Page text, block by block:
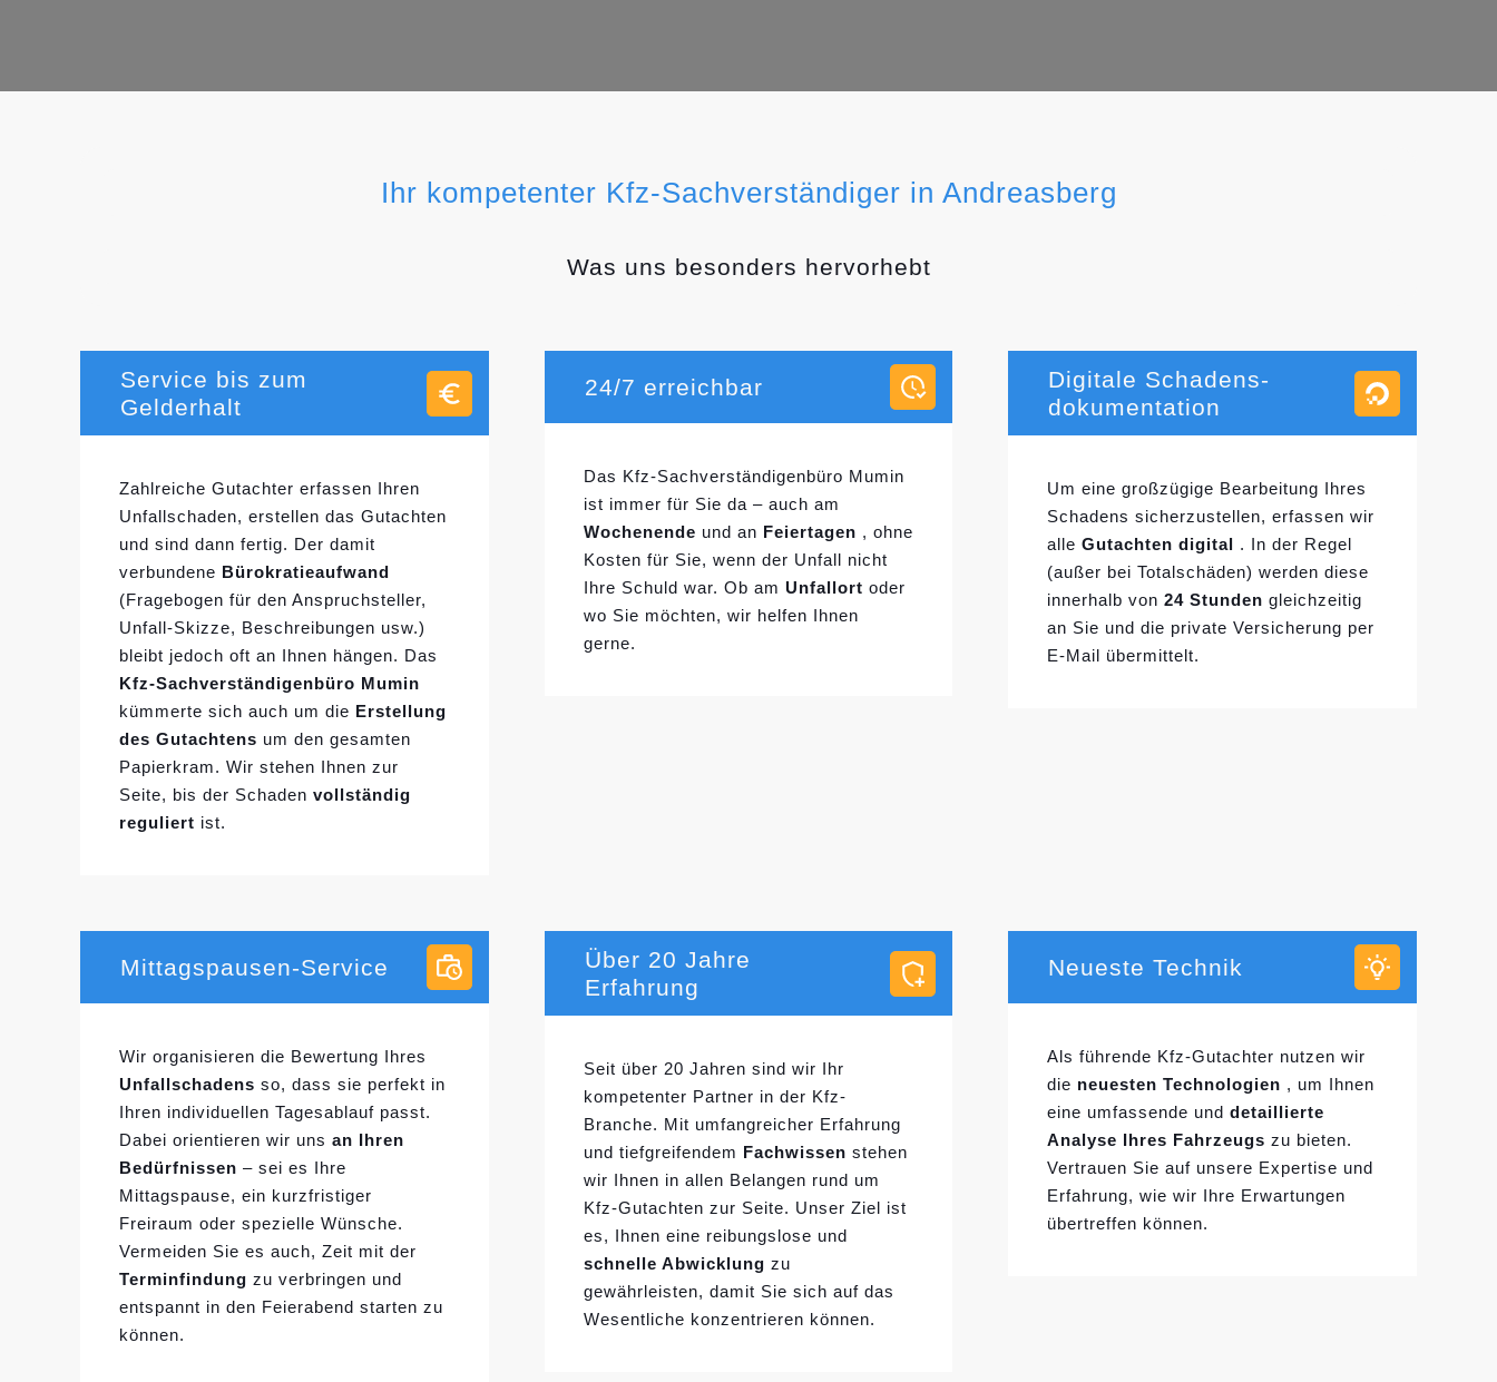
Ihr kompetenter Kfz-Sachverständiger in Andreasberg
Was uns besonders hervorhebt
Service bis zum
Gelderhalt
Zahlreiche Gutachter erfassen Ihren
Unfallschaden, erstellen das Gutachten
und sind dann fertig. Der damit
verbundene Bürokratieaufwand
(Fragebogen für den Anspruchsteller,
Unfall-Skizze, Beschreibungen usw.)
bleibt jedoch oft an Ihnen hängen. Das
Kfz-Sachverständigenbüro Mumin
kümmerte sich auch um die Erstellung
des Gutachtens um den gesamten
Papierkram. Wir stehen Ihnen zur
Seite, bis der Schaden vollständig
reguliert ist.
24/7 erreichbar
Das Kfz-Sachverständigenbüro Mumin
ist immer für Sie da – auch am
Wochenende und an Feiertagen , ohne
Kosten für Sie, wenn der Unfall nicht
Ihre Schuld war. Ob am Unfallort oder
wo Sie möchten, wir helfen Ihnen
gerne.
Digitale Schadens-
dokumentation
Um eine großzügige Bearbeitung Ihres
Schadens sicherzustellen, erfassen wir
alleGutachten digital
. In der Regel
(außer bei Totalschäden) werden diese
innerhalb von24 Stunden gleichzeitig
an Sie und die private Versicherung per
E-Mail übermittelt.
Mittagspausen-Service
Wir organisieren die Bewertung Ihres
Unfallschadens so, dass sie perfekt in
Ihren individuellen Tagesablauf passt.
Dabei orientieren wir uns an Ihren
Bedürfnissen – sei es Ihre
Mittagspause, ein kurzfristiger
Freiraum oder spezielle Wünsche.
Vermeiden Sie es auch, Zeit mit der
Terminfindung zu verbringen und
entspannt in den Feierabend starten zu
können.
Über 20 Jahre
Erfahrung
Seit über 20 Jahren sind wir Ihr
kompetenter Partner in der Kfz-
Branche. Mit umfangreicher Erfahrung
und tiefgreifendem Fachwissen stehen
wir Ihnen in allen Belangen rund um
Kfz-Gutachten zur Seite. Unser Ziel ist
es, Ihnen eine reibungslose und
schnelle Abwicklung zu
gewährleisten, damit Sie sich auf das
Wesentliche konzentrieren können.
Neueste Technik
Als führende Kfz-Gutachter nutzen wir
die neuesten Technologien , um Ihnen
eine umfassende unddetaillierte
Analyse Ihres Fahrzeugs zu bieten.
Vertrauen Sie auf unsere Expertise und
Erfahrung, wie wir Ihre Erwartungen
übertreffen können.